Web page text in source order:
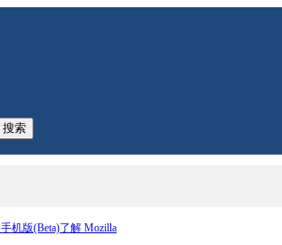
搜索
手机版(Beta)了解 Mozilla